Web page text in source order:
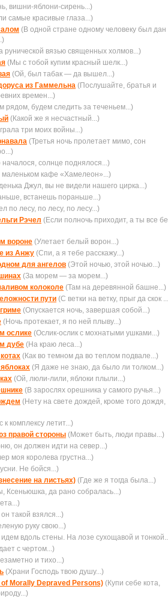
вишни-яблони-сирень...)
самые красивые глаза...)
(В одной стране одному человеку был дан
рунической вязью священных холмов...)
(Мы с тобой купим красный шелк...)
(Ой, был табак — да вышел...)
из Гаммельна (Послушайте, братья и
времен...)
рядом, будем следить за теченьем...)
(Какой же я несчастный...)
три моих войны...)
(Третья ночь пролетает мимо, cон
началося, солнце поднялося...)
маленьком кафе «Хамелеон»...)
Джул, вы не видели нашего цирка...)
встанешь пораньше...)
по лесу, по лесу, по лесу...)
Рэчел (Если полночь приходит, а ты все
вороне (Улетает белый ворон...)
из Анжу (Спи, а я тебе расскажу...)
для ангелов (Этой ночью, этой ночью...)
(За морем — за морем...)
колоколе (Там на деревянной башне...)
пути (С ветки на ветку, прыг да скок
(Опускается ночь, завершая собой...)
(Ночь протекает, я по ней плыву...)
ослике (Ослик-ослик с мохнатыми ушками...)
дубе (На краю леса...)
(Как во темном да во теплом подвале...)
(Я даже не знаю, да было ли толком...)
(Ой, люли-лили, яблоки плыли...)
(В зарослях орешника у самого ручья...)
(Нету на свете дождей, кpоме того дождя,
к комплексу летит...)
правой стороны (Может быть, люди правы...)
он должен идти на север...)
моя королева грустна...)
Не бойся...)
на листьях) (Где же я тогда была...)
Ксеньюшка, да рано собралась...)
такой взялся...)
руку свою...)
вдоль стены. На лозе сухощавой и
с чертом...)
и тихо...)
(Храни Господь твою душу...)
Morally Depraved Persons) (Купи себе кота,